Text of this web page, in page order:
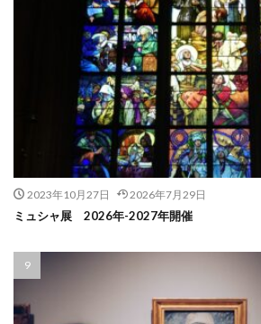
2023年10月27日 2026年7月29日
ミュシャ展 2026年-2027年開催